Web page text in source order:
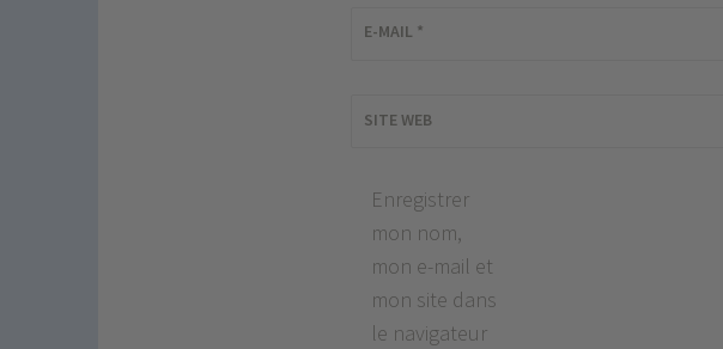
E-MAIL *
SITE WEB
Enregistrer
mon nom,
mon e-mail et
mon site dans
le navigateur